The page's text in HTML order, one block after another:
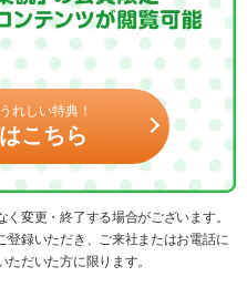
れしい特典！
こちら
変更・終了する場合がございます。
録いただき、ご来社またはお電話に
だいた方に限ります。